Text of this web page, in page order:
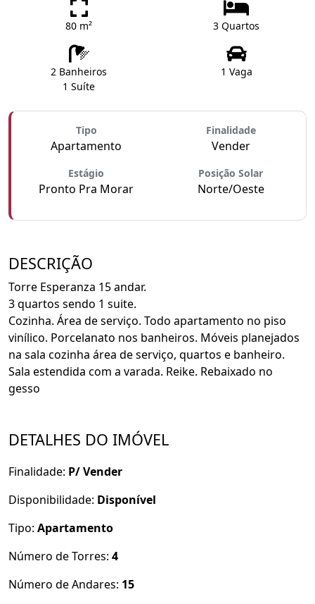
80 m² 3 Quartos
2 Banheiros
1 Suíte
1 Vaga
Tipo
Apartamento
Finalidade
Vender
Estágio
Pronto Pra Morar
Posição Solar
Norte/Oeste
DESCRIÇÃO
Torre Esperanza 15 andar.
3 quartos sendo 1 suite.
Cozinha. Área de serviço. Todo apartamento no piso
vinílico. Porcelanato nos banheiros. Móveis planejados
na sala cozinha área de serviço, quartos e banheiro.
Sala estendida com a varada. Reike. Rebaixado no
gesso
DETALHES DO IMÓVEL
Finalidade: P/ Vender
Disponibilidade: Disponível
Tipo: Apartamento
Número de Torres: 4
Número de Andares: 15